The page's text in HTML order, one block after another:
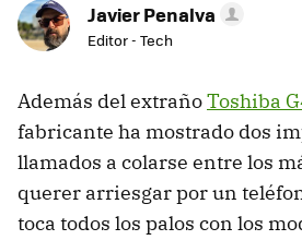
Javier Penalva
Editor - Tech
Además del extrañoToshiba
fabricante ha mostrado dos
llamados a colarse entre los
querer arriesgar por un
toca todos los palos con los